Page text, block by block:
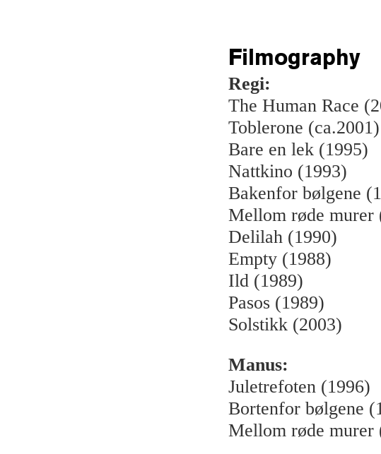
Filmography
Regi:
The Human Race
Toblerone (ca.2001)
Bare en lek (1995)
Nattkino (1993)
Bakenfor bølgene
Mellom røde murer
Delilah (1990)
Empty (1988)
Ild (1989)
Pasos (1989)
Solstikk (2003)
Manus:
Juletrefoten (1996)
Bortenfor bølgene
Mellom røde murer